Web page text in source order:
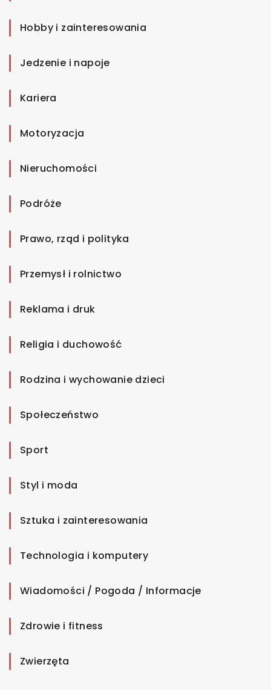
Hobby i zainteresowania
Jedzenie i napoje
Kariera
Motoryzacja
Nieruchomości
Podróże
Prawo, rząd i polityka
Przemysł i rolnictwo
Reklama i druk
Religia i duchowość
Rodzina i wychowanie dzieci
Społeczeństwo
Sport
Styl i moda
Sztuka i zainteresowania
Technologia i komputery
Wiadomości / Pogoda / Informacje
Zdrowie i fitness
Zwierzęta